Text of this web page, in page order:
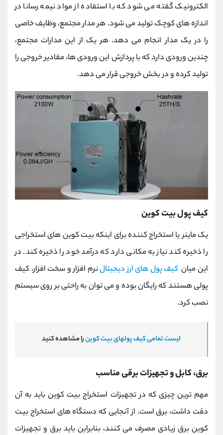
الکترونیک گفته می شود که با استفاده از مواد نیمه رسانا در
اندازه های کوچک تولید می شود. هر مدار مجتمع، وظایف خاصی
را در یک مدار انجام می دهد. هر یک از این مدارات مجتمع،
چندین ورودی دارد که با پردازش این ورودی ها، مقادیر خروجی را
تولید کرده و در بخش خروجی قرار می دهد.
کیف پول بیت کوین
یک ماینر یا استخراج کننده برای اینکه بیت کوین های استخراجی
را ذخیره کند نیاز به مکانی دارد که درآمد خود را ذخیره کند. در
این میان کیف پول های ارز دیجیتالنرم افزار و سخت افزار، کیف
پولی هستند که رایگان بوده و می توان به راحتی بر روی سیستم
نصب کرد.
لیست تمامی کیف پولهای بیت کوینرا مشاهده کنید
برق، کابل و تجهیزات برقی مناسب
مهم ترین چیزی که در تجهیزات استخراج بیت کوین باید به آن
دقت داشت، برق است. از آنجایی که دستگاه های استخراج بیت
کوین برق زیادی مصرف می کنند، بنابراین باید برق و تجهیزات